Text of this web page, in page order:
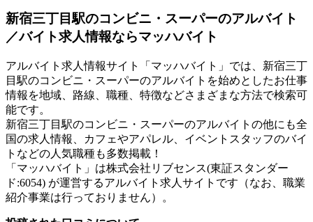
新宿三丁目駅のコンビニ・スーパーのアルバイト
／バイト求人情報ならマッハバイト
アルバイト求人情報サイト「マッハバイト」では、新宿三丁
目駅のコンビニ・スーパーのアルバイトを始めとしたお仕事
情報を地域、路線、職種、特徴などさまざまな方法で検索可
能です。
新宿三丁目駅のコンビニ・スーパーのアルバイトの他にも全
国の求人情報、カフェやアパレル、イベントスタッフのバイ
トなどの人気職種も多数掲載！
「マッハバイト」は株式会社リブセンス(東証スタンダー
ド:6054) が運営するアルバイト求人サイトです（なお、職業
紹介事業は行っておりません）。